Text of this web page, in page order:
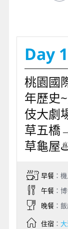
Day 1
桃園國
年歷史
伎大劇
草五橋
草龜屋
早餐：
午餐：
晚餐：
住宿：